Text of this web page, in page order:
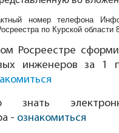
номер телефона
по Курской области
Росреестре
инженеров за 1
знать
- ознакомиться